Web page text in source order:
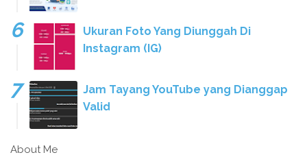
Ukuran Foto Yang Diunggah Di
Instagram (IG)
Jam Tayang YouTube yang Dianggap
Valid
About Me